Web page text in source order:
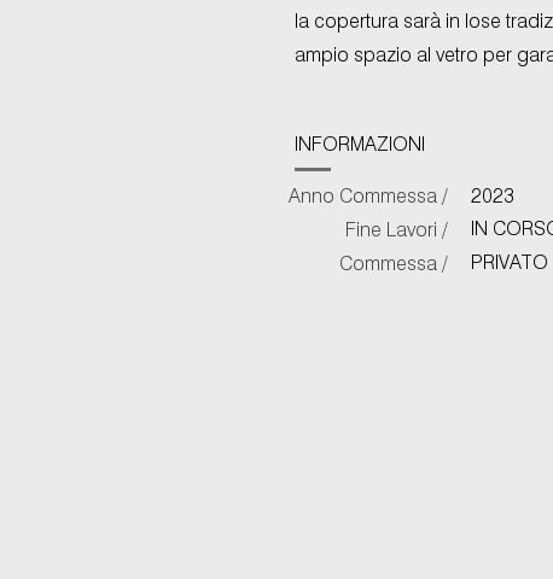
la copertura sarà in lose
ampio spazio al vetro per
INFORMAZIONI
Anno Commessa /
Fine Lavori /
Commessa /
2023
IN
PRIVATO